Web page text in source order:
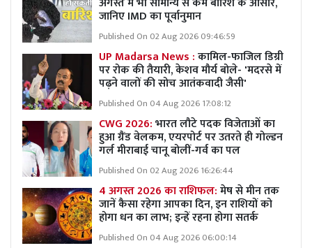
जानिए IMD का पूर्वानुमान
Published On 02 Aug 2026 09:46:59
UP Madarsa News :कामिल-फाजिल डिग्री
पर रोक की तैयारी, केशव मौर्य बोले- 'मदरसे में
पढ़ने वालों की सोच आतंकवादी जैसी'
Published On 04 Aug 2026 17:08:12
CWG 2026:भारत लौटे पदक विजेताओं का
हुआ ग्रैंड वेलकम, एयरपोर्ट पर उतरते ही गोल्डन
गर्ल मीराबाई चानू बोलीं-गर्व का पल
Published On 02 Aug 2026 16:26:44
4 अगस्त 2026 का राशिफल:मेष से मीन तक
जानें कैसा रहेगा आपका दिन, इन राशियों को
होगा धन का लाभ; इन्हें रहना होगा सतर्क
Published On 04 Aug 2026 06:00:14